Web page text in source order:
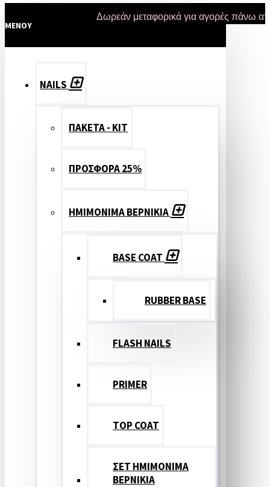
Δωρεάν μεταφορικά για αγορές πάνω από 47
MENOY
NAILS
ΠΑΚΕΤΑ - ΚΙΤ
ΠΡΟΣΦΟΡΑ 25%
ΗΜΙΜΟΝΙΜΑ ΒΕΡΝΙΚΙΑ
BASE COAT
RUBBER BASE
FLASH NAILS
PRIMER
TOP COAT
ΣΕΤ ΗΜΙΜΟΝΙΜΑ
ΒΕΡΝΙΚΙΑ